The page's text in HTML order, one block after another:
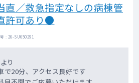
直／救急指定なしの病棟管
可あり●
: 26-SU650291
り
20分、アクセス良好です